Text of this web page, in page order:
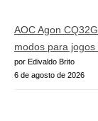
AOC Agon
modos para
por Edivaldo Brito
6 de agosto de 2026